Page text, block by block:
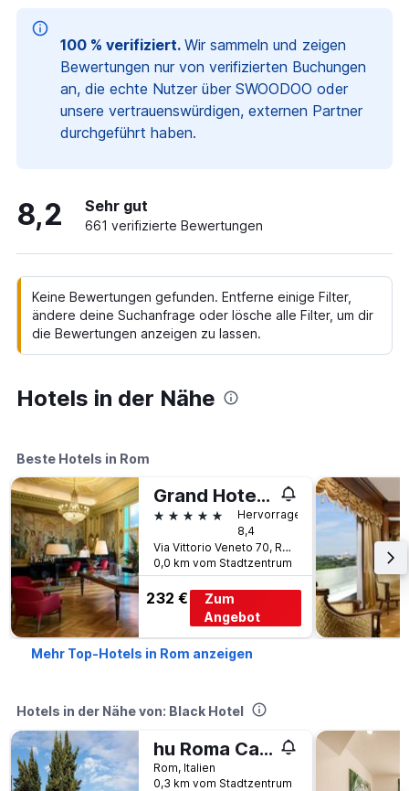
100 % verifiziert. Wir sammeln und zeigen
Bewertungen nur von verifizierten Buchungen
an, die echte Nutzer über SWOODOO oder
unsere vertrauenswürdigen, externen Partner
durchgeführt haben.
8,2 Sehr gut
661 verifizierte Bewertungen
Keine Bewertungen gefunden. Entferne einige Filter,
ändere deine Suchanfrage oder lösche alle Filter, um dir
die Bewertungen anzeigen zu lassen.
Hotels in der Nähe
Beste Hotels in Rom
Grand Hotel Palace Rome
5 Sterne
Hervorragend
8,4
Via Vittorio Veneto 70, Rom, Italien
0,0 km vom Stadtzentrum
232 €
Zum
Angebot
Mehr Top-Hotels in Rom anzeigen
Hotels in der Nähe von: Black Hotel
hu Roma Camping In Town
Rom, Italien
0,3 km vom Stadtzentrum